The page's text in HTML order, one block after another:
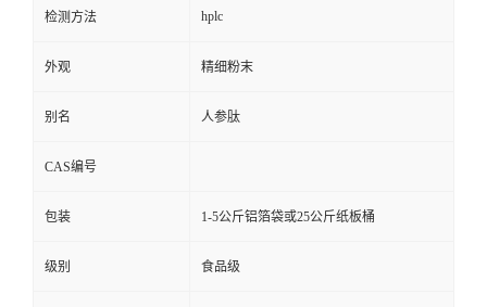
检测方法 hplc
外观 精细粉末
别名 人参肽
CAS编号
包装 1-5公斤铝箔袋或25公斤纸板桶
级别 食品级